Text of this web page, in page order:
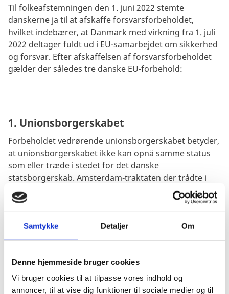
Samtykke Detaljer Om
Denne hjemmeside bruger cookies
Vi bruger cookies til at tilpasse vores indhold og
annoncer, til at vise dig funktioner til sociale medier og til
Til folkeafstemningen den 1. juni 2022 stemte
danskerne ja til at afskaffe forsvarsforbeholdet,
hvilket indebærer, at Danmark med virkning fra 1. juli
2022 deltager fuldt ud i EU-samarbejdet om sikkerhed
og forsvar. Efter afskaffelsen af forsvarsforbeholdet
gælder der således tre danske EU-forbehold:
1. Unionsborgerskabet
Forbeholdet vedrørende unionsborgerskabet betyder,
at unionsborgerskabet ikke kan opnå samme status
som eller træde i stedet for det danske
statsborgerskab. Amsterdam-traktaten der trådte i
kraft i 1999, gjorde det dog klart, at
unionsborgerskabet kun er et supplement til og ikke
en erstatning for det nationale statsborgerskab,
hvorved det danske forbehold reelt mistede sin
praktiske betydning.